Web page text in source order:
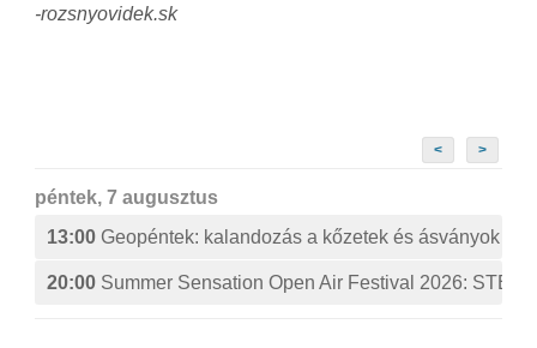
-rozsnyovidek.sk
< >
péntek, 7 augusztus
13:00 Geopéntek: kalandozás a kőzetek és ásványok
20:00 Summer Sensation Open Air Festival 2026: